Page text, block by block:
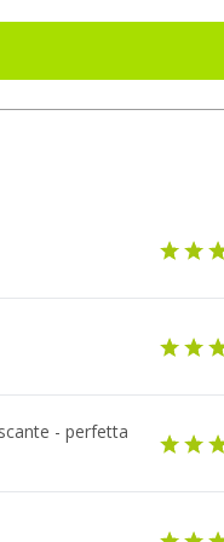
- perfetta